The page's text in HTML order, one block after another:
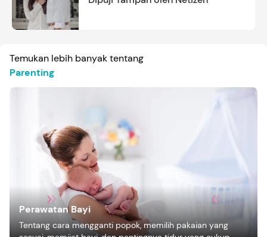
Temukan lebih banyak tentang
Parenting
Perawatan Bayi
Tentang cara mengganti popok, memilih pakaian yang